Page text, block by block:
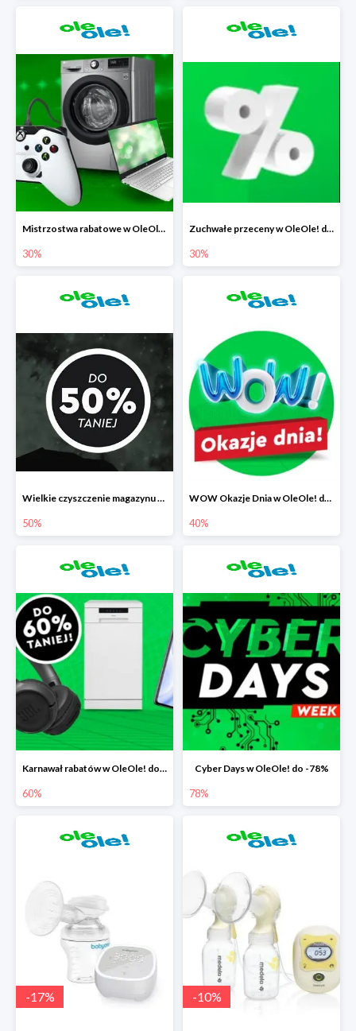
Mistrzostwa rabatowe w OleOle! do -30%
30%
Zuchwałe przeceny w OleOle! do -30%
30%
Wielkie czyszczenie magazynu w OleOle! do -50%
50%
WOW Okazje Dnia w OleOle! do -40%
40%
Karnawał rabatów w OleOle! do -60%
60%
Cyber Days w OleOle! do -78%
78%
-17% -10%